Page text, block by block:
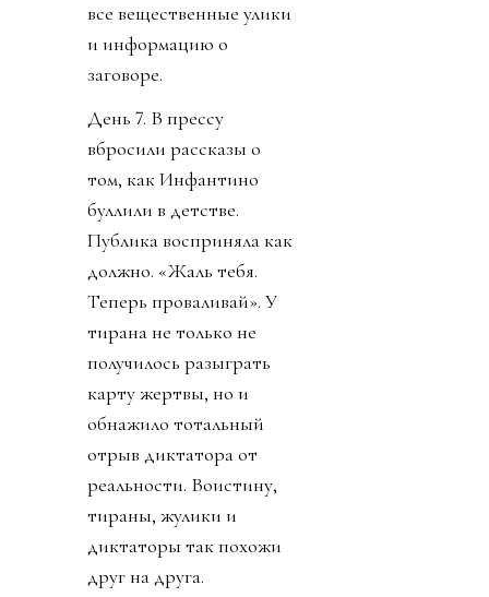
все вещественные улики
и информацию о
заговоре.
День 7. В прессу
вбросили рассказы о
том, как Инфантино
буллили в детстве.
Публика восприняла как
должно. «Жаль тебя.
Теперь проваливай». У
тирана не только не
получилось разыграть
карту жертвы, но и
обнажило тотальный
отрыв диктатора от
реальности. Воистину,
тираны, жулики и
диктаторы так похожи
друг на друга.